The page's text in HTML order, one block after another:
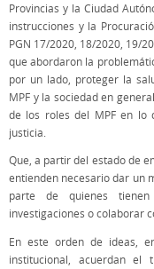
Provincias y la Ciudad
instrucciones y la
PGN 17/2020, 18/2020, 19/
que abordaron la
por un lado, proteger la
MPF y la sociedad en
de los roles del MPF en lo
justicia.
Que, a partir del estado de
entienden necesario dar un
parte de quienes
investigaciones o colaborar
En este orden de ideas,
institucional, acuerdan el